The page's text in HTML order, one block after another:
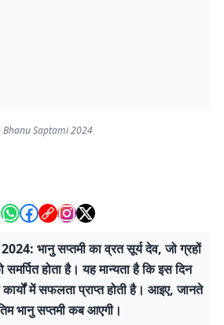
Bhanu Saptami 2024
भानु सप्तमी का व्रत सूर्य देव, जो ग्रहों
होता है। यह मान्यता है कि इस दिन
में सफलता प्राप्त होती है। आइए, जानते
भानु सप्तमी कब आएगी।